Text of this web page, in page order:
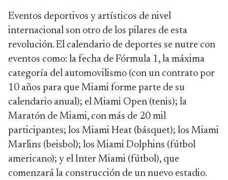
Eventos deportivos y artísticos de nivel
internacional son otro de los pilares de esta
revolución. El calendario de deportes se nutre con
eventos como: la fecha de Fórmula 1, la máxima
categoría del automovilismo (con un contrato por
10 años para que Miami forme parte de su
calendario anual); el Miami Open (tenis); la
Maratón de Miami, con más de 20 mil
participantes; los Miami Heat (básquet); los Miami
Marlins (beisbol); los Miami Dolphins (fútbol
americano); y el Inter Miami (fútbol), que
comenzará la construcción de un nuevo estadio.